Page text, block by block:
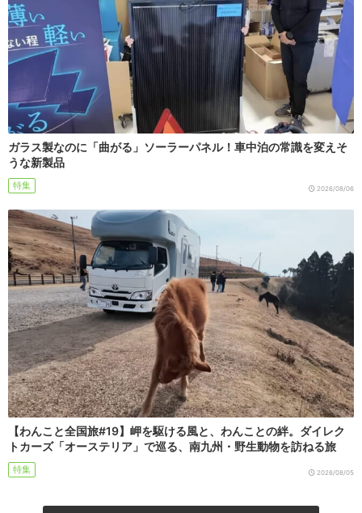
ガラス製なのに「曲がる」ソーラーパネル！車中泊の常識を変えそ
うな新製品
特集 2026/08/06
【わんこと全国旅#19】岬を駆ける風と、わんことの絆。ダイレク
トカーズ「オーステリア」で巡る、南九州・野生動物を訪ねる旅
特集 2026/08/05